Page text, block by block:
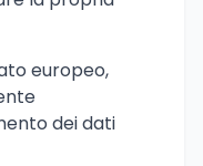
europeo,
dei dati